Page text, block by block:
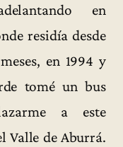
en
residía desde
en 1994 y
tomé un bus
a este
Valle de Aburrá.